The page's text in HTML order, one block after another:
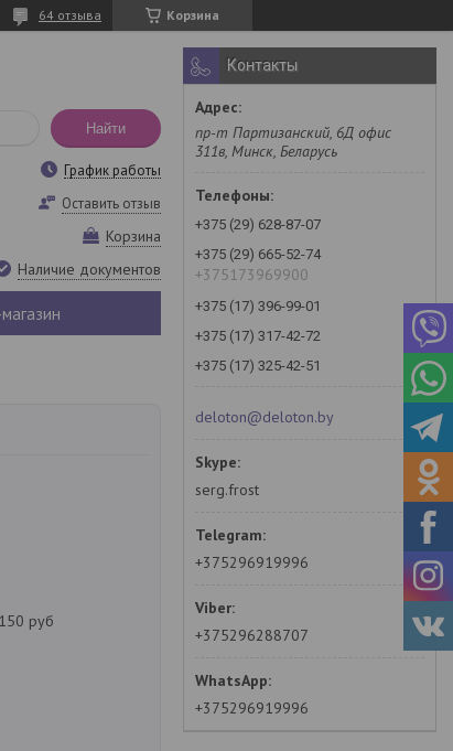
Корзина
64 отзыва
Найти
График работы
Оставить отзыв
Корзина
Наличие документов
руб
Контакты
пр-т Партизанский, 6Д офис
311в, Минск, Беларусь
+375 (29) 628-87-07
+375 (29) 665-52-74
+375173969900
+375 (17) 396-99-01
+375 (17) 317-42-72
+375 (17) 325-42-51
deloton@deloton.by
serg.frost
+375296919996
+375296288707
+375296919996